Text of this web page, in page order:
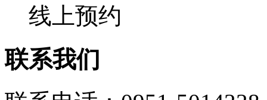
线上预约
联系我们